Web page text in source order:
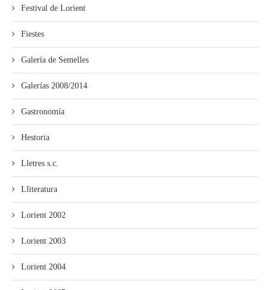
Festival de Lorient
Fiestes
Galería de Semelles
Galerías 2008/2014
Gastronomía
Hestoria
Lletres s.c.
Lliteratura
Lorient 2002
Lorient 2003
Lorient 2004